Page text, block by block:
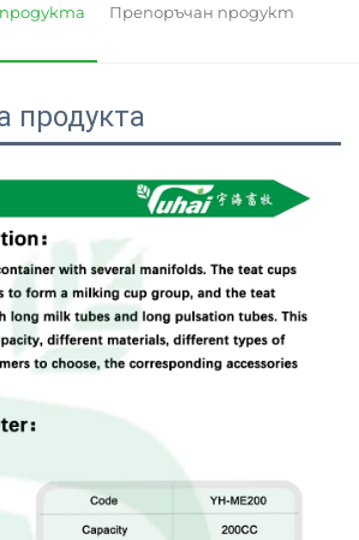
Препоръчан продукт
продукта